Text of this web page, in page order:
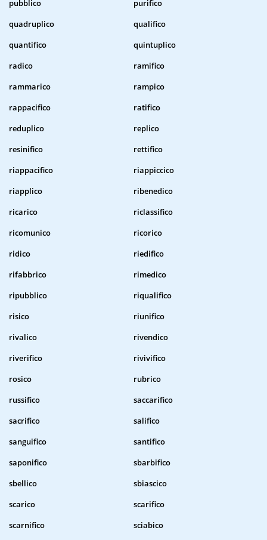
pubblico
purifico
quadruplico
qualifico
quantifico
quintuplico
radico
ramifico
rammarico
rampico
rappacifico
ratifico
reduplico
replico
resinifico
rettifico
riappacifico
riappiccico
riapplico
ribenedico
ricarico
riclassifico
ricomunico
ricorico
ridico
riedifico
rifabbrico
rimedico
ripubblico
riqualifico
risico
riunifico
rivalico
rivendico
riverifico
rivivifico
rosico
rubrico
russifico
saccarifico
sacrifico
salifico
sanguifico
santifico
saponifico
sbarbifico
sbellico
sbiascico
scarico
scarifico
scarnifico
sciabico